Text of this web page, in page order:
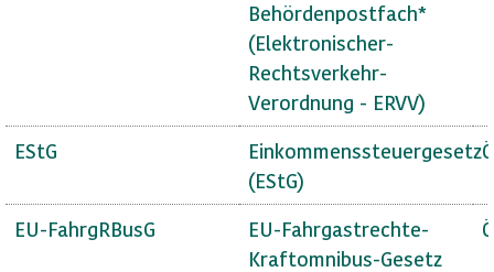
Behördenpostfach*
(Elektronischer-
Rechtsverkehr-
Verordnung - ERVV)
EStG
Einkommenssteuergesetz
(EStG)
EU-FahrgRBusG
EU-Fahrgastrechte-
Kraftomnibus-Gesetz